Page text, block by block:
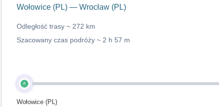
Wołowice (PL) — Wrocław (PL)
Odległość trasy ~ 272 km
Szacowany czas podróży ~ 2 h 57 m
A
Wołowice (PL)